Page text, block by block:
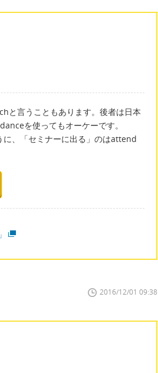
と言うこともあります。後者は日本
を使ってもオーケーです。
、「セミナーに出る」のはattend
2016/12/01 09:38